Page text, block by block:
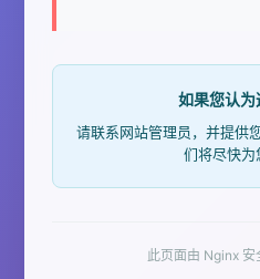
如果您认为
请联系网站管理员，并提供
们将尽快为
此页面由 Nginx